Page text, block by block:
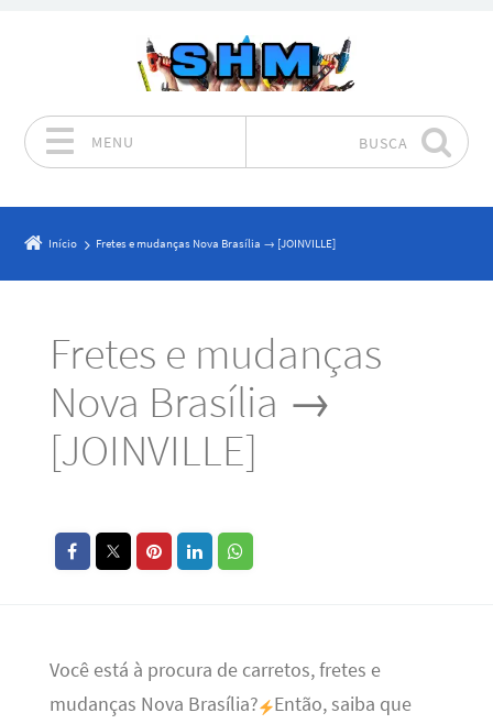
MENU BUSCA
Início Fretes e mudanças Nova Brasília → [JOINVILLE]
Fretes e mudanças
Nova Brasília →
[JOINVILLE]
Você está à procura de carretos, fretes e
mudanças Nova Brasília?
Então, saiba que